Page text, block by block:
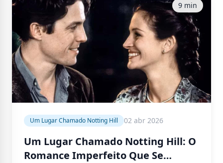
9 min
Um Lugar Chamado Notting Hill 02 abr 2026
Um Lugar Chamado Notting Hill: O
Romance Imperfeito Que Se